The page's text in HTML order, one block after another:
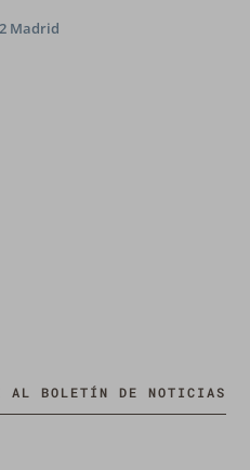
Madrid
AL BOLETÍN DE NOTICIAS